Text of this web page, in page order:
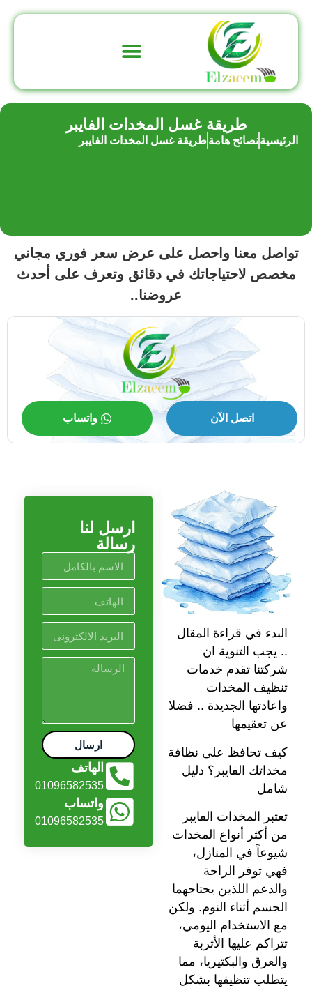
طريقة غسل المخدات الفايبر
الرئيسيةنصائح هامةطريقة غسل المخدات الفايبر
تواصل معنا واحصل على عرض سعر فوري مجاني
مخصص لاحتياجاتك في دقائق وتعرف على أحدث
عروضنا..
اتصل الآن واتساب
البدء في قراءة المقال
.. يجب التنوية ان
شركتنا تقدم خدمات
تنظيف المخدات
واعادتها الجديدة .. فضلا
عن تعقيمها
كيف تحافظ على نظافة
مخداتك الفايبر؟ دليل
شامل
تعتبر المخدات الفايبر
من أكثر أنواع المخدات
شيوعاً في المنازل،
فهي توفر الراحة
والدعم اللذين يحتاجهما
الجسم أثناء النوم. ولكن
مع الاستخدام اليومي،
تتراكم عليها الأتربة
والعرق والبكتيريا، مما
يتطلب تنظيفها بشكل
ارسل لنا
رسالة
ارسال
الهاتف
01096582535
واتساب
01096582535